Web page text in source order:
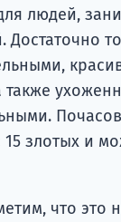
людей,
Достаточно
также
15 злотых и
что это